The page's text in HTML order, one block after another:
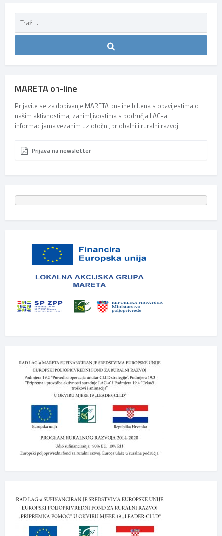
MARETA on-line
Prijavite se za dobivanje MARETA on-line biltena s obavijestima o
našim aktivnostima, zanimljivostima s područja LAG-a
informacijama vezanim uz otočni, priobalni i ruralni razvoj
Prijava na newsletter